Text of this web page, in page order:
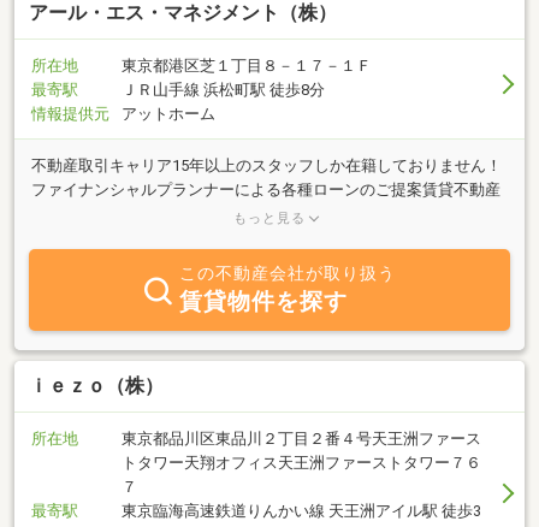
アール・エス・マネジメント（株）
所在地
東京都港区芝１丁目８－１７－１Ｆ
最寄駅
ＪＲ山手線 浜松町駅 徒歩8分
情報提供元
アットホーム
不動産取引キャリア15年以上のスタッフしか在籍しておりません！
ファイナンシャルプランナーによる各種ローンのご提案賃貸不動産
経営管理士による的確な不動産経営コンサルティング損をしない、
入・お借換えで月々の支払い押さえます）
もっと見る
この不動産会社が取り扱う
賃貸物件を探す
ｉｅｚｏ（株）
所在地
東京都品川区東品川２丁目２番４号天王洲ファース
トタワー天翔オフィス天王洲ファーストタワー７６
７
最寄駅
東京臨海高速鉄道りんかい線 天王洲アイル駅 徒歩3